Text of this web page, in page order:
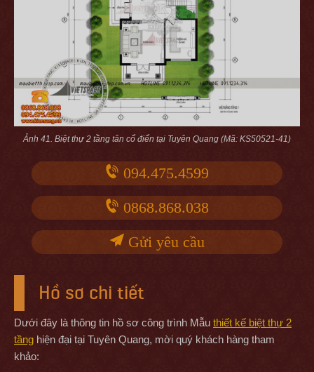
Ảnh 41. Biệt thự 2 tầng tân cổ điển tại Tuyên Quang (Mã: KS50521-41)
094.475.4599
0868.868.038
Gửi yêu cầu
Hồ sơ chi tiết
Dưới đây là thông tin hồ sơ công trình Mẫu thiết kế biệt thự 2
tầng hiện đại tại Tuyên Quang, mời quý khách hàng tham
khảo: